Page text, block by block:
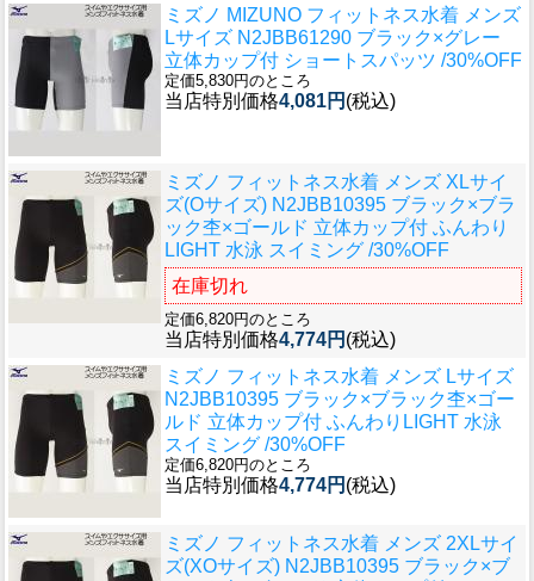
ミズノ MIZUNO フィットネス水着 メンズ
Lサイズ N2JBB61290 ブラック×グレー
立体カップ付 ショートスパッツ /30%OFF
定価5,830円のところ
当店特別価格4,081円 (税込)
ミズノ フィットネス水着 メンズ XLサイ
ズ(Oサイズ) N2JBB10395 ブラック×ブラ
ック杢×ゴールド 立体カップ付 ふんわり
LIGHT 水泳 スイミング /30%OFF
在庫切れ
定価6,820円のところ
当店特別価格4,774円 (税込)
ミズノ フィットネス水着 メンズ Lサイズ
N2JBB10395 ブラック×ブラック杢×ゴー
ルド 立体カップ付 ふんわりLIGHT 水泳
スイミング /30%OFF
定価6,820円のところ
当店特別価格4,774円 (税込)
ミズノ フィットネス水着 メンズ 2XLサイ
ズ(XOサイズ) N2JBB10395 ブラック×ブ